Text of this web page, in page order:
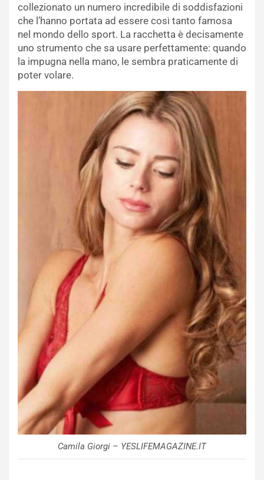
collezionato un numero incredibile di soddisfazioni
che l’hanno portata ad essere così tanto famosa
nel mondo dello sport. La racchetta è decisamente
uno strumento che sa usare perfettamente: quando
la impugna nella mano, le sembra praticamente di
poter volare.
Camila Giorgi – YESLIFEMAGAZINE.IT